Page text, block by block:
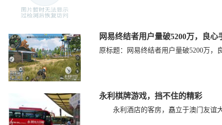
网易终结者用户量破5200万，良心
原标题：网易终结者用户量破5200万
永利棋牌游戏，挡不住的精彩
永利酒店的客房，矗立于澳门友谊